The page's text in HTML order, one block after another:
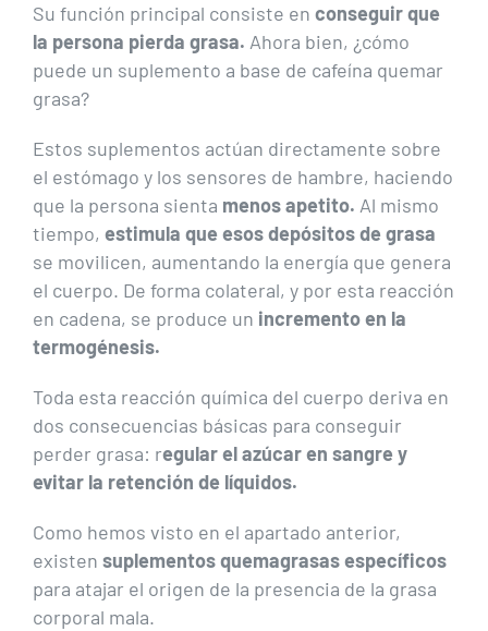
Su función principal consiste en conseguir que
la persona pierda grasa. Ahora bien, ¿cómo
puede un suplemento a base de cafeína quemar
grasa?
Estos suplementos actúan directamente sobre
el estómago y los sensores de hambre, haciendo
que la persona sienta menos apetito. Al mismo
tiempo, estimula que esos depósitos de grasa
se movilicen, aumentando la energía que genera
el cuerpo. De forma colateral, y por esta reacción
en cadena, se produce un incremento en la
termogénesis.
Toda esta reacción química del cuerpo deriva en
dos consecuencias básicas para conseguir
perder grasa: regular el azúcar en sangre y
evitar la retención de líquidos.
Como hemos visto en el apartado anterior,
existen suplementos quemagrasas específicos
para atajar el origen de la presencia de la grasa
corporal mala.